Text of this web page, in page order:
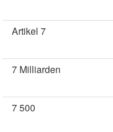
Artikel 7
7 Milliarden
7 500